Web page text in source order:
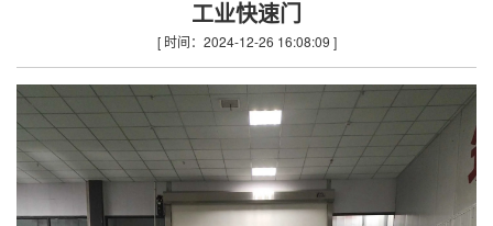
工业快速门
[ 时间：2024-12-26 16:08:09 ]